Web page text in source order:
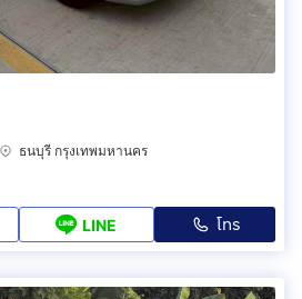
ธนบุรี กรุงเทพมหานคร
LINE โทร